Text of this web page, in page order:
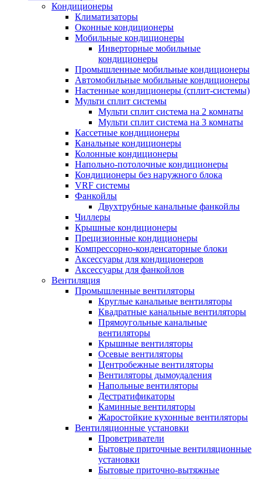
Кондиционеры
Климатизаторы
Оконные кондиционеры
Мобильные кондиционеры
Инверторные мобильные
кондиционеры
Промышленные мобильные кондиционеры
Автомобильные мобильные кондиционеры
Настенные кондиционеры (сплит-системы)
Мульти сплит системы
Мульти сплит система на 2 комнаты
Мульти сплит система на 3 комнаты
Кассетные кондиционеры
Канальные кондиционеры
Колонные кондиционеры
Напольно-потолочные кондиционеры
Кондиционеры без наружного блока
VRF системы
Фанкойлы
Двухтрубные канальные фанкойлы
Чиллеры
Крышные кондиционеры
Прецизионные кондиционеры
Компрессорно-конденсаторные блоки
Аксессуары для кондиционеров
Аксессуары для фанкойлов
Вентиляция
Промышленные вентиляторы
Круглые канальные вентиляторы
Квадратные канальные вентиляторы
Прямоугольные канальные
вентиляторы
Крышные вентиляторы
Осевые вентиляторы
Центробежные вентиляторы
Вентиляторы дымоудаления
Напольные вентиляторы
Дестратификаторы
Каминные вентиляторы
Жаростойкие кухонные вентиляторы
Вентиляционные установки
Проветриватели
Бытовые приточные вентиляционные
установки
Бытовые приточно-вытяжные